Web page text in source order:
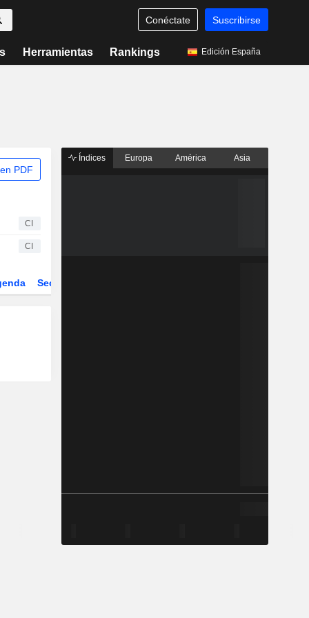
Conéctate Suscribirse
Herramientas Rankings Edición España
PDF
CI
CI
Sector
Índices Europa América Asia